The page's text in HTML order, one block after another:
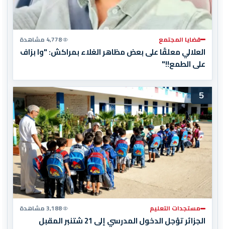
قضايا المجتمع 4,778 مشاهدة
العلالي معلقًا على بعض مظاهر الغلاء بمراكش: "وا بزاف
على الطمع!!"
5
مستجدات التعليم 3,188 مشاهدة
الجزائر تؤجل الدخول المدرسي إلى 21 شتنبر المقبل